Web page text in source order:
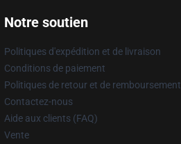
Notre soutien
Politiques d'expédition et de livraison
Conditions de paiement
Politiques de retour et de remboursement
Contactez-nous
Aide aux clients (FAQ)
Vente